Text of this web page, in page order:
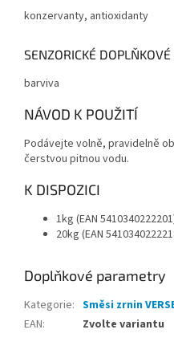
konzervanty, antioxidanty
SENZORICKÉ DOPLŇKOVÉ
barviva
NÁVOD K POUŽITÍ
Podávejte volně, pravidelně
čerstvou pitnou vodu.
K DISPOZICI
1kg (EAN
20kg (EAN
Doplňkové parametry
Kategorie: Směsi zrnin
EAN: Zvolte variantu